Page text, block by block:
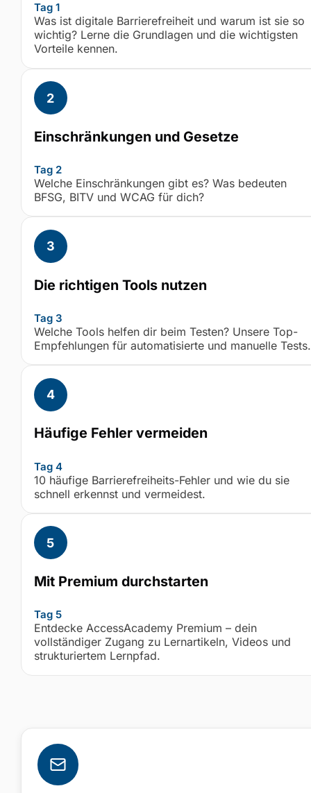
Tag 1
Was ist digitale Barrierefreiheit und warum ist sie so
wichtig? Lerne die Grundlagen und die wichtigsten
Vorteile kennen.
Einschränkungen und Gesetze
Tag 2
Welche Einschränkungen gibt es? Was bedeuten
BFSG, BITV und WCAG für dich?
Die richtigen Tools nutzen
Tag 3
Welche Tools helfen dir beim Testen? Unsere Top-
Empfehlungen für automatisierte und manuelle Tests.
Häufige Fehler vermeiden
Tag 4
10 häufige Barrierefreiheits-Fehler und wie du sie
schnell erkennst und vermeidest.
Mit Premium durchstarten
Tag 5
Entdecke AccessAcademy Premium – dein
vollständiger Zugang zu Lernartikeln, Videos und
strukturiertem Lernpfad.